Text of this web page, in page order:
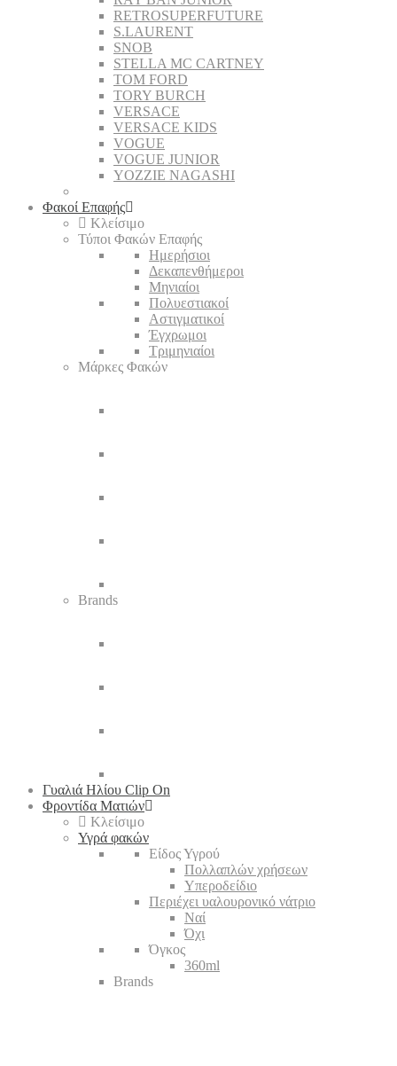
RETROSUPERFUTURE
S.LAURENT
SNOB
STELLA MC CARTNEY
TOM FORD
TORY BURCH
VERSACE
VERSACE KIDS
VOGUE
VOGUE JUNIOR
YOZZIE NAGASHI
Φακοί Επαφής
Κλείσιμο
Τύποι Φακών Επαφής
Ημερήσιοι
Δεκαπενθήμεροι
Μηνιαίοι
Πολυεστιακοί
Αστιγματικοί
Έγχρωμοι
Τριμηνιαίοι
Μάρκες Φακών
Brands
Γυαλιά Ηλίου Clip On
Φροντίδα Ματιών
Κλείσιμο
Υγρά φακών
Είδος Υγρού
Πολλαπλών χρήσεων
Υπεροδείδιο
Περιέχει υαλουρονικό νάτριο
Ναί
Όχι
Όγκος
360ml
Brands